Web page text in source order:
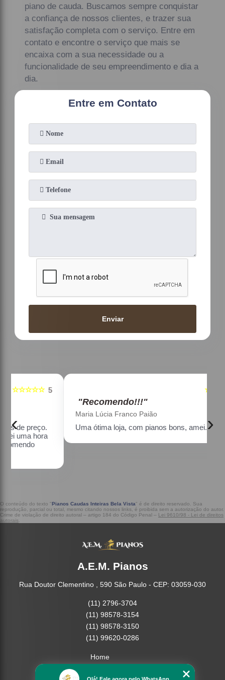
piano de cauda. Buscamos sempre conquistar
a confiança de nossos clientes, e trazer sua
satisfação completa com o serviço. Entre em
contato e encontre o serviço que mais se
encaixa com a sua necessidade ou a
funcionalidade de seu empreendimento e dia a
dia.
Entre em Contato
Enviar
"Recomendo!!!"
Maria Lúcia Franco Paião
Uma ótima loja, com pianos bons, amei.
‹ ›
O conteúdo do texto "Pianos Caudas Inteiras Bela Vista" é de direito reservado. Sua
reprodução, parcial ou total, mesmo citando nossos links, é proibida sem a autorização do autor.
Crime de violação de direito autoral – artigo 184 do Código Penal – Lei 9610/98 - Lei de direitos
autorais
A.E.M. Pianos
Rua Doutor Clementino , 590 São Paulo - CEP: 03059-030
(11) 2796-3704
(11) 98578-3154
(11) 98578-3150
(11) 99620-0286
Home